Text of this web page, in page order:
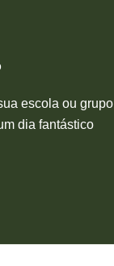
escola ou grupo
dia fantástico